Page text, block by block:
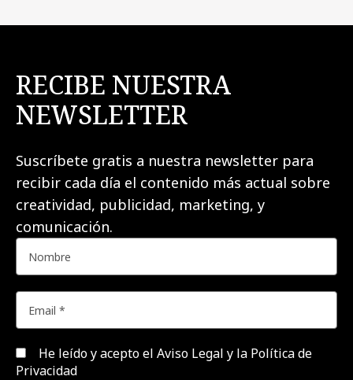
RECIBE NUESTRA
NEWSLETTER
Suscríbete gratis a nuestra newsletter para
recibir cada día el contenido más actual sobre
creatividad, publicidad, marketing, y
comunicación.
He leído y acepto el Aviso Legal y la Política de
Privacidad